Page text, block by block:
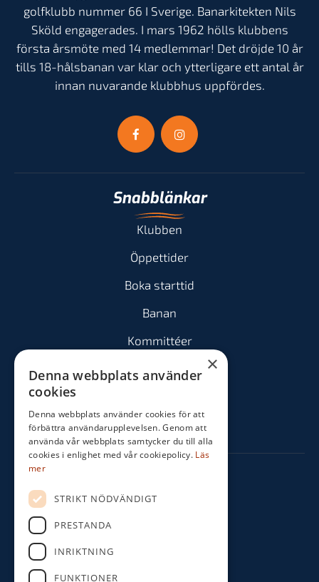
Snabblänkar
Klubben
Öppettider
Boka starttid
Banan
Kommittéer
Spela
Tävla
golfklubb nummer 66 I Sverige. Banarkitekten Nils
Sköld engagerades. I mars 1962 hölls klubbens
första årsmöte med 14 medlemmar! Det dröjde 10 år
tills 18-hålsbanan var klar och ytterligare ett antal år
innan nuvarande klubbhus uppfördes.
×
Denna webbplats använder
cookies
Denna webbplats använder cookies för att
förbättra användarupplevelsen. Genom att
använda vår webbplats samtycker du till alla
cookies i enlighet med vår cookiepolicy. Läs
mer
STRIKT NÖDVÄNDIGT
PRESTANDA
INRIKTNING
FUNKTIONER